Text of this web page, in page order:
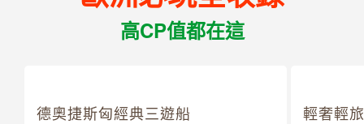
高CP值都在這
德奧捷斯匈經典三遊船 輕奢輕